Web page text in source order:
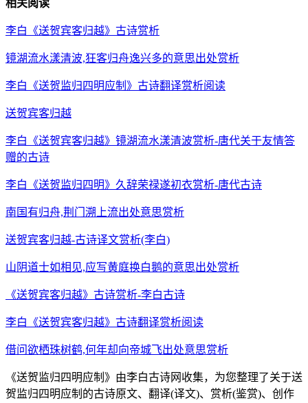
相关阅读
李白《送贺宾客归越》古诗赏析
镜湖流水漾清波,狂客归舟逸兴多的意思出处赏析
李白《送贺监归四明应制》古诗翻译赏析阅读
送贺宾客归越
李白《送贺宾客归越》镜湖流水漾清波赏析-唐代关于友情答
赠的古诗
李白《送贺监归四明》久辞荣禄遂初衣赏析-唐代古诗
南国有归舟,荆门溯上流出处意思赏析
送贺宾客归越-古诗译文赏析(李白)
山阴道士如相见,应写黄庭换白鹅的意思出处赏析
《送贺宾客归越》古诗赏析-李白古诗
李白《送贺宾客归越》古诗翻译赏析阅读
借问欲栖珠树鹤,何年却向帝城飞出处意思赏析
《送贺监归四明应制》由李白古诗网收集，为您整理了关于送
贺监归四明应制的古诗原文、翻译(译文)、赏析(鉴赏)、创作